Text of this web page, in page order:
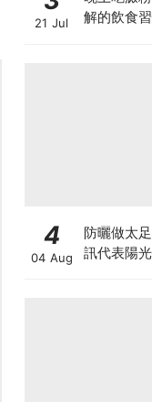
21 Jul
解的飲食
4
04 Aug
防曬做太
訊代表陽